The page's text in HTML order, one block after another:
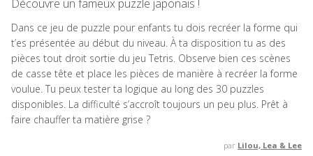
Découvre un fameux puzzle japonais !
Dans ce jeu de puzzle pour enfants tu dois recréer la forme qui
t’es présentée au début du niveau. À ta disposition tu as des
pièces tout droit sortie du jeu Tetris. Observe bien ces scènes
de casse tête et place les pièces de manière à recréer la forme
voulue. Tu peux tester ta logique au long des 30 puzzles
disponibles. La difficulté s’accroît toujours un peu plus. Prêt à
faire chauffer ta matière grise ?
par Lilou, Lea & Lee